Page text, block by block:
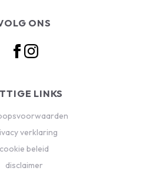
ONS
LINKS
verklaring
cookie beleid
disclaimer